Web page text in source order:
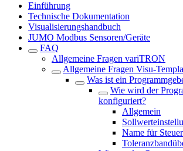
Einführung
Technische Dokumentation
Visualisierungshandbuch
JUMO Modbus Sensoren/Geräte
FAQ
Allgemeine Fragen variTRON
Allgemeine Fragen Visu-
Was ist ein
Wie wird der
konfiguriert?
Allgemein
Name für